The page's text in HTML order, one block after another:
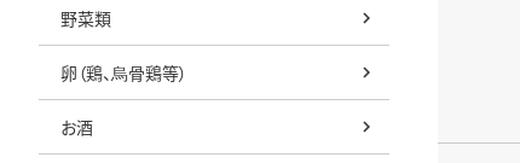
野菜類
卵（鶏、烏骨鶏等）
お酒